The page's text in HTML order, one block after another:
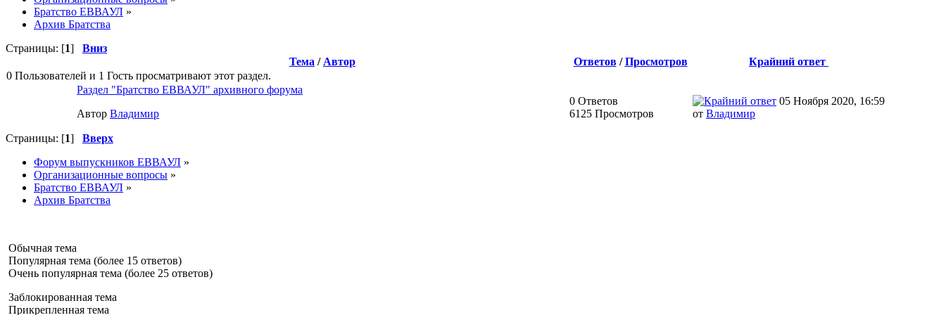
Братство ЕВВАУЛ »
Архив Братства
Страницы: [1] Вниз
Тема / Автор Ответов/Просмотров
Крайний ответ
0 Пользователей и 1 Гость просматривают этот раздел.
Раздел "Братство ЕВВАУЛ" архивного форума
Автор Влaдимир
0 Ответов
6125 Просмотров
05 Ноября 2020, 16:59
от Влaдимир
Страницы: [1] Вверх
Форум выпускников ЕВВАУЛ »
Организационные вопросы »
Братство ЕВВАУЛ »
Архив Братства
Обычная тема
Популярная тема (более 15 ответов)
Очень популярная тема (более 25 ответов)
Заблокированная тема
Прикрепленная тема